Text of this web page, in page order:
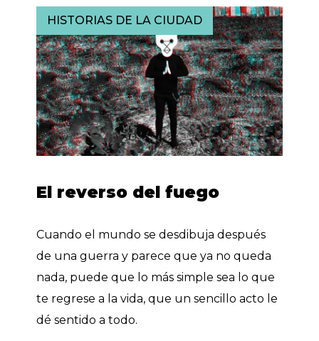
HISTORIAS DE LA CIUDAD
El reverso del fuego
Cuando el mundo se desdibuja después
de una guerra y parece que ya no queda
nada, puede que lo más simple sea lo que
te regrese a la vida, que un sencillo acto le
dé sentido a todo.